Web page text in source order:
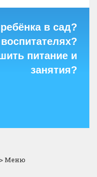
в сад?
питание и
занятия?
>Меню